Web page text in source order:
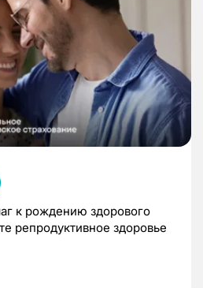
к рождению здорового
репродуктивное здоровье